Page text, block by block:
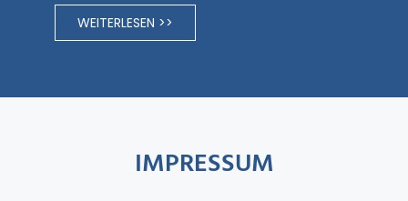
WEITERLESEN >>
IMPRESSUM